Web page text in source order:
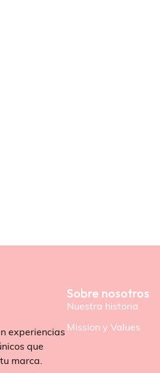
experiencias
que
marca.
Sobre nosotros
Nuestra historia
Mission y Values